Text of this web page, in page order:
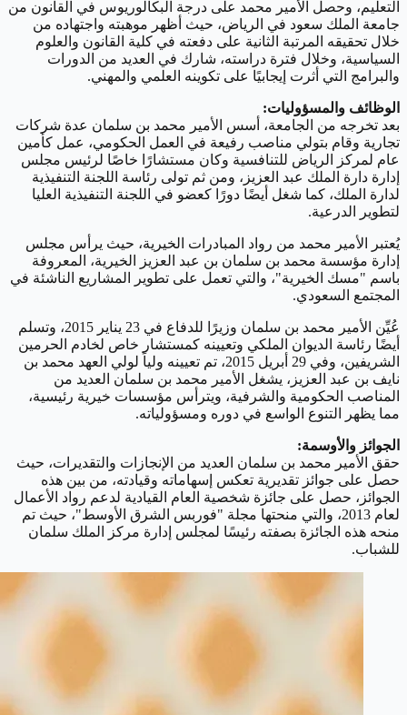
التعليم، وحصل الأمير محمد على درجة البكالوريوس في القانون من
جامعة الملك سعود في الرياض، حيث أظهر موهبته واجتهاده من
خلال تحقيقه المرتبة الثانية على دفعته في كلية القانون والعلوم
السياسية، وخلال فترة دراسته، شارك في العديد من الدورات
والبرامج التي أثرت إيجابيًا على تكوينه العلمي والمهني.
الوظائف والمسؤوليات:
بعد تخرجه من الجامعة، أسس الأمير محمد بن سلمان عدة شركات
تجارية وقام بتولي مناصب رفيعة في العمل الحكومي، عمل كأمين
عام لمركز الرياض للتنافسية وكان مستشارًا خاصًا لرئيس مجلس
إدارة دارة الملك عبد العزيز، ومن ثم تولى رئاسة اللجنة التنفيذية
لدارة الملك، كما شغل أيضًا دورًا كعضو في اللجنة التنفيذية العليا
لتطوير الدرعية.
يُعتبر الأمير محمد من رواد المبادرات الخيرية، حيث يرأس مجلس
إدارة مؤسسة محمد بن سلمان بن عبد العزيز الخيرية، المعروفة
باسم "مسك الخيرية"، والتي تعمل على تطوير المشاريع الناشئة في
المجتمع السعودي.
عُيِّن الأمير محمد بن سلمان وزيرًا للدفاع في 23 يناير 2015، وتسلم
أيضًا رئاسة الديوان الملكي وتعيينه كمستشار خاص لخادم الحرمين
الشريفين، وفي 29 أبريل 2015، تم تعيينه ولياً لولي العهد محمد بن
نايف بن عبد العزيز، يشغل الأمير محمد بن سلمان العديد من
المناصب الحكومية والشرفية، ويترأس مؤسسات خيرية رئيسية،
مما يظهر التنوع الواسع في دوره ومسؤولياته.
الجوائز والأوسمة:
حقق الأمير محمد بن سلمان العديد من الإنجازات والتقديرات، حيث
حصل على جوائز تقديرية تعكس إسهاماته وقيادته، من بين هذه
الجوائز، حصل على جائزة شخصية العام القيادية لدعم رواد الأعمال
لعام 2013، والتي منحتها مجلة "فوربس الشرق الأوسط"، حيث تم
منحه هذه الجائزة بصفته رئيسًا لمجلس إدارة مركز الملك سلمان
للشباب.